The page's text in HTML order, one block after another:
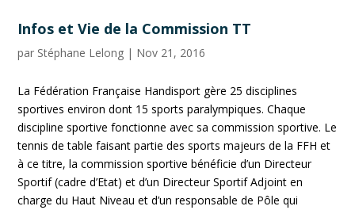
Infos et Vie de la Commission TT
par Stéphane Lelong | Nov 21, 2016
La Fédération Française Handisport gère 25 disciplines
sportives environ dont 15 sports paralympiques. Chaque
discipline sportive fonctionne avec sa commission sportive. Le
tennis de table faisant partie des sports majeurs de la FFH et
à ce titre, la commission sportive bénéficie d’un Directeur
Sportif (cadre d’Etat) et d’un Directeur Sportif Adjoint en
charge du Haut Niveau et d’un responsable de Pôle qui